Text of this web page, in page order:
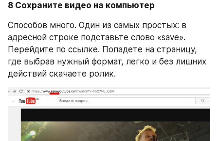
8 Сохраните видео на компьютер
Способов много. Один из самых простых: в
адресной строке подставьте слово «save».
Перейдите по ссылке. Попадете на страницу,
где выбрав нужный формат, легко и без лишних
действий скачаете ролик.